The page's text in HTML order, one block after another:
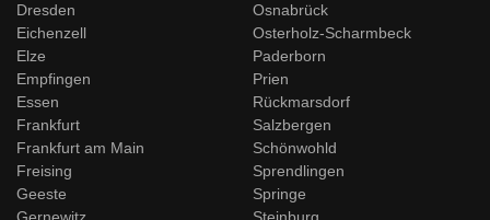
Dresden
Eichenzell
Elze
Empfingen
Essen
Frankfurt
Frankfurt am Main
Freising
Geeste
Osnabrück
Osterholz-Scharmbeck
Paderborn
Prien
Rückmarsdorf
Salzbergen
Schönwohld
Sprendlingen
Springe